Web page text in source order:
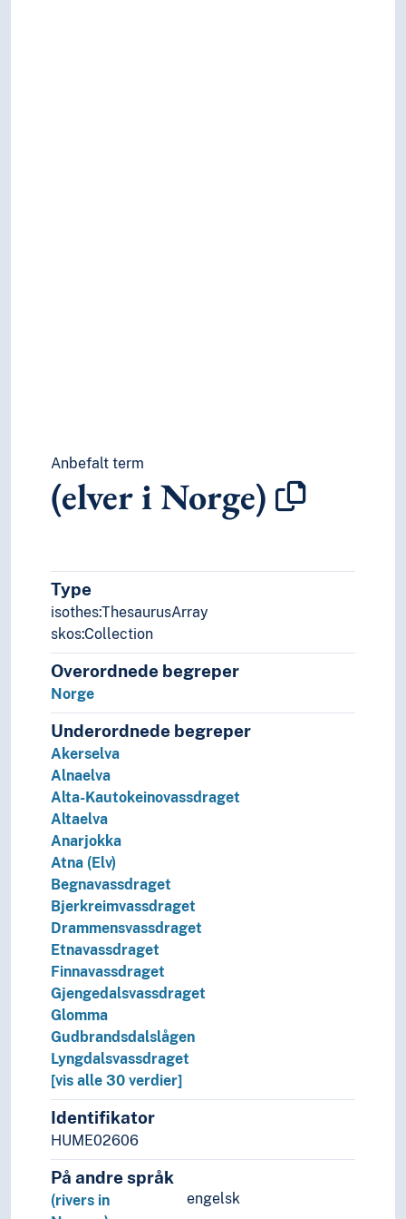
Anbefalt term
(elver i Norge)
Type
isothes:ThesaurusArray
skos:Collection
Overordnede begreper
Norge
Underordnede begreper
Akerselva
Alnaelva
Alta-Kautokeinovassdraget
Altaelva
Anarjokka
Atna (Elv)
Begnavassdraget
Bjerkreimvassdraget
Drammensvassdraget
Etnavassdraget
Finnavassdraget
Gjengedalsvassdraget
Glomma
Gudbrandsdalslågen
Lyngdalsvassdraget
[vis alle 30 verdier]
Identifikator
HUME02606
På andre språk
engelsk
(rivers in